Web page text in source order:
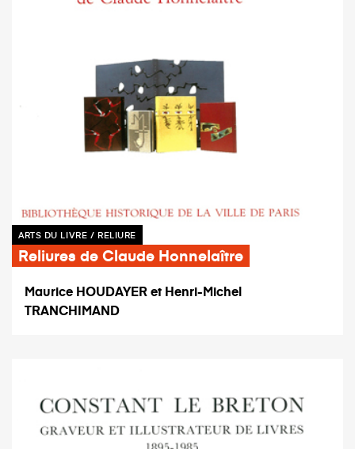
ARTS DU LIVRE / RELIURE
Reliures de Claude Honnelaître
Maurice HOUDAYER et Henri-Michel
TRANCHIMAND